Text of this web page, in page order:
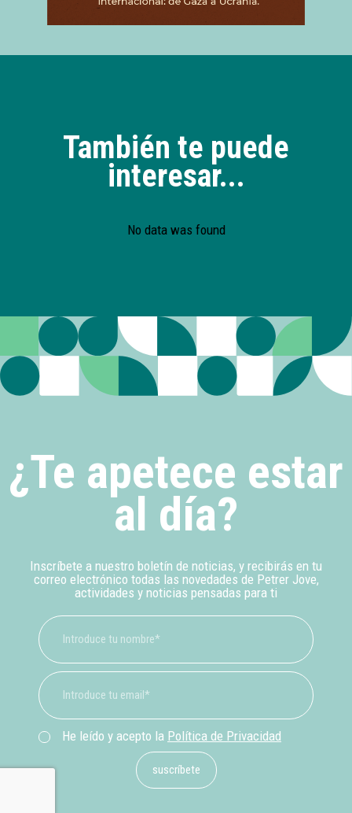
También te puede
interesar...
No data was found
¿Te apetece estar
al día?
Inscríbete a nuestro boletín de noticias, y recibirás en tu
correo electrónico todas las novedades de Petrer Jove,
actividades y noticias pensadas para ti
He leído y acepto la Política de Privacidad
suscríbete